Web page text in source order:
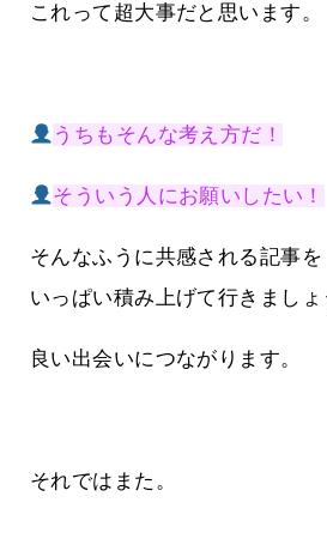
これって超大事だと思います。
うちもそんな考え方だ！
そういう人にお願いしたい！
そんなふうに共感される記事を
いっぱい積み上げて行きましょ
良い出会いにつながります。
それではまた。